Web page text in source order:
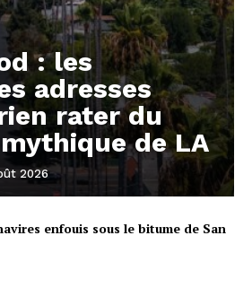
: les
adresses
rater du
de LA
2026
enfouis sous le bitume de San